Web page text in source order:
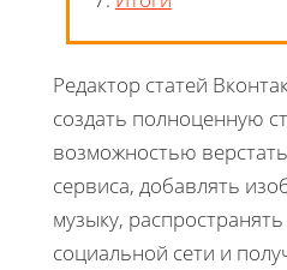
Редактор статей
создать полноценную
возможностью
сервиса, добавлять
музыку,
социальной сети и